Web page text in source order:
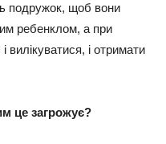
подружок, щоб вони
ребенклом, а при
вилікуватися, і отримати
це загрожує?